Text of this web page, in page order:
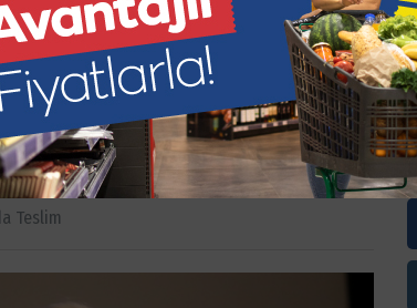
KÜLTÜR SANAT SAĞLIK SPOR SİYASET
teslim
Teslim